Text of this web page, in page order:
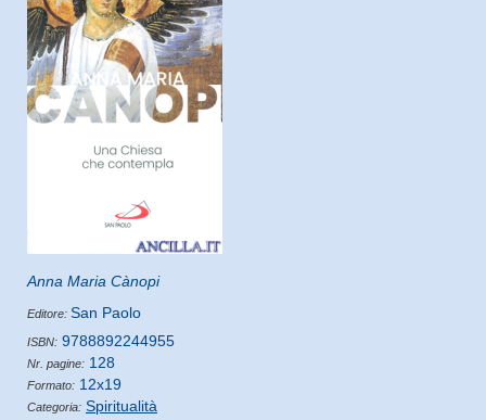
Anna Maria Cànopi
Editore: San Paolo
ISBN: 9788892244955
Nr. pagine: 128
Formato: 12x19
Categoria: Spiritualità